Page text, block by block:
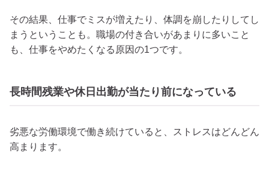
その結果、仕事でミスが増えたり、体調を崩したりしてし
まうということも。職場の付き合いがあまりに多いこと
も、仕事をやめたくなる原因の1つです。
長時間残業や休日出勤が当たり前になっている
劣悪な労働環境で働き続けていると、ストレスはどんどん
高まります。